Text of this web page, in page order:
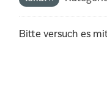
Bitte versuch es